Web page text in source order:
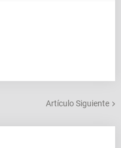
Artículo Siguiente